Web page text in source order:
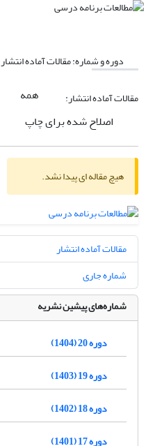
دوره و شماره:مقالات آماده انتشار
مقالات آماده انتشار:
همه
اصلاح شده برای چاپ
هیچ مقاله ای پیدا نشد.
مقالات آماده انتشار
شماره جاری
شماره‌های پیشین نشریه
دوره 20 (1404)
دوره 19 (1403)
دوره 18 (1402)
دوره 17 (1401)